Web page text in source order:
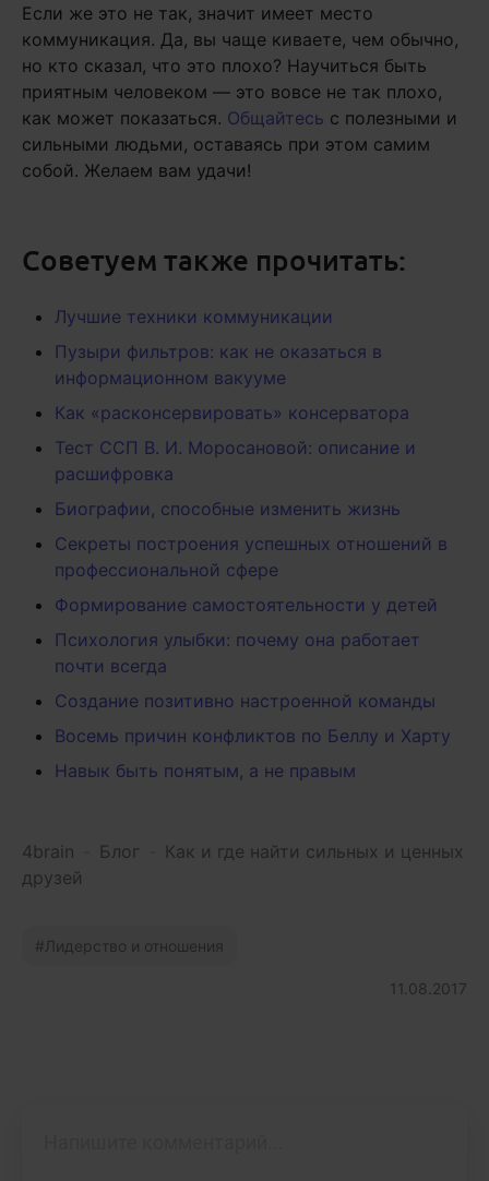
Если же это не так, значит имеет место
коммуникация. Да, вы чаще киваете, чем обычно,
но кто сказал, что это плохо? Научиться быть
приятным человеком — это вовсе не так плохо,
как может показаться. Общайтесь с полезными и
сильными людьми, оставаясь при этом самим
собой. Желаем вам удачи!
Советуем также прочитать:
Лучшие техники коммуникации
Пузыри фильтров: как не оказаться в
информационном вакууме
Как «расконсервировать» консерватора
Тест ССП В. И. Моросановой: описание и
расшифровка
Биографии, способные изменить жизнь
Секреты построения успешных отношений в
профессиональной сфере
Формирование самостоятельности у детей
Психология улыбки: почему она работает
почти всегда
Создание позитивно настроенной команды
Восемь причин конфликтов по Беллу и Харту
Навык быть понятым, а не правым
4brain Блог
Как и где найти сильных и ценных
друзей
Лидерство и отношения
11.08.2017